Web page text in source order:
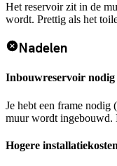
Het reservoir zit in de
wordt. Prettig als het
Nadelen
Inbouwreservoir nodig
Je hebt een frame nodig
muur wordt ingebouwd.
Hogere installatiekosten